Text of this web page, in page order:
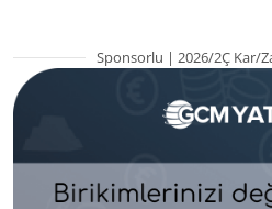
Sponsorlu | 2026/2Ç Kar/